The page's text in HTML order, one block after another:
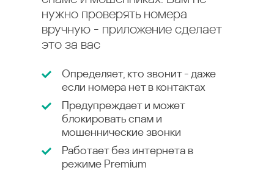
нужно проверять номера
вручную - приложение сделает
это за вас
Определяет, кто звонит - даже
если номера нет в контактах
Предупреждает и может
блокировать спам и
мошеннические звонки
Работает без интернета в
режиме Premium